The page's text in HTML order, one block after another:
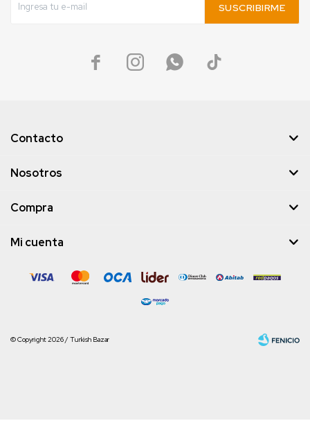
SUSCRIBIRME
   
Contacto
Nosotros
Compra
Mi cuenta
© Copyright 2026 / Turkish Bazar